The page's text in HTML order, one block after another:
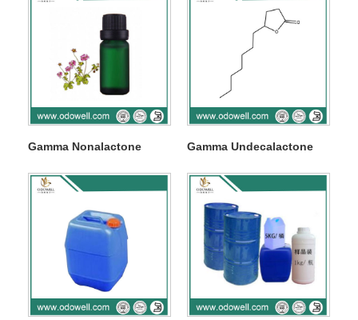
Gamma Nonalactone Gamma Undecalactone